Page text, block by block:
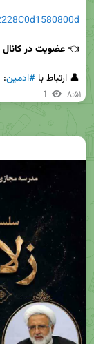
👈‌ عضویت در کانال
👤 ارتباط با #ادمین:
1 ۸:۵۱